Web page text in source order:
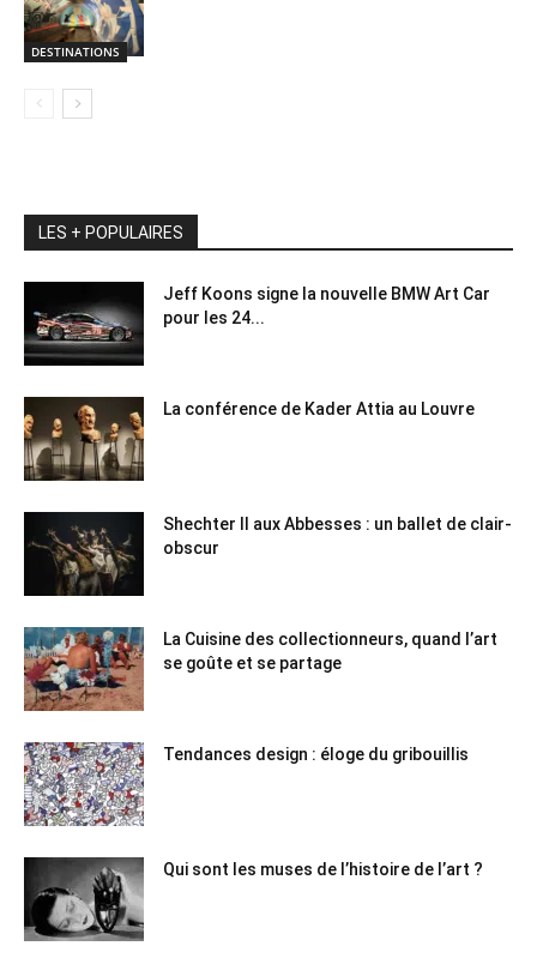
DESTINATIONS
LES + POPULAIRES
Jeff Koons signe la nouvelle BMW Art Car
pour les 24...
La conférence de Kader Attia au Louvre
Shechter II aux Abbesses : un ballet de clair-
obscur
La Cuisine des collectionneurs, quand l’art
se goûte et se partage
Tendances design : éloge du gribouillis
Qui sont les muses de l’histoire de l’art ?